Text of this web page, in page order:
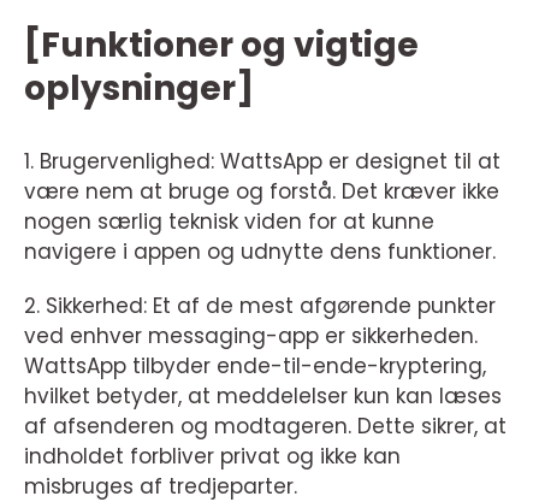
[Funktioner og vigtige
oplysninger]
1. Brugervenlighed: WattsApp er designet til at
være nem at bruge og forstå. Det kræver ikke
nogen særlig teknisk viden for at kunne
navigere i appen og udnytte dens funktioner.
2. Sikkerhed: Et af de mest afgørende punkter
ved enhver messaging-app er sikkerheden.
WattsApp tilbyder ende-til-ende-kryptering,
hvilket betyder, at meddelelser kun kan læses
af afsenderen og modtageren. Dette sikrer, at
indholdet forbliver privat og ikke kan
misbruges af tredjeparter.